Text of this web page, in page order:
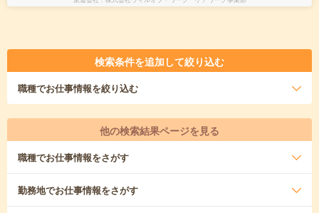
検索条件を追加して絞り込む
職種でお仕事情報を絞り込む
他の検索結果ページを見る
職種でお仕事情報をさがす
勤務地でお仕事情報をさがす